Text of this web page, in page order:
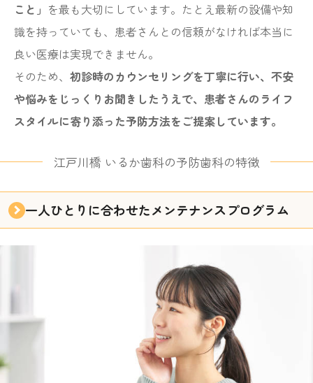
こと」 を最も大切にしています。たとえ最新の設備や知
識を持っていても、患者さんとの信頼がなければ本当に
良い医療は実現できません。
そのため、 初診時のカウンセリングを丁寧に行い、不安
や悩みをじっくりお聞きしたうえで、患者さんのライフ
スタイルに寄り添った予防方法をご提案しています。
江戸川橋 いるか歯科の予防歯科の特徴
一人ひとりに合わせたメンテナンスプログラム